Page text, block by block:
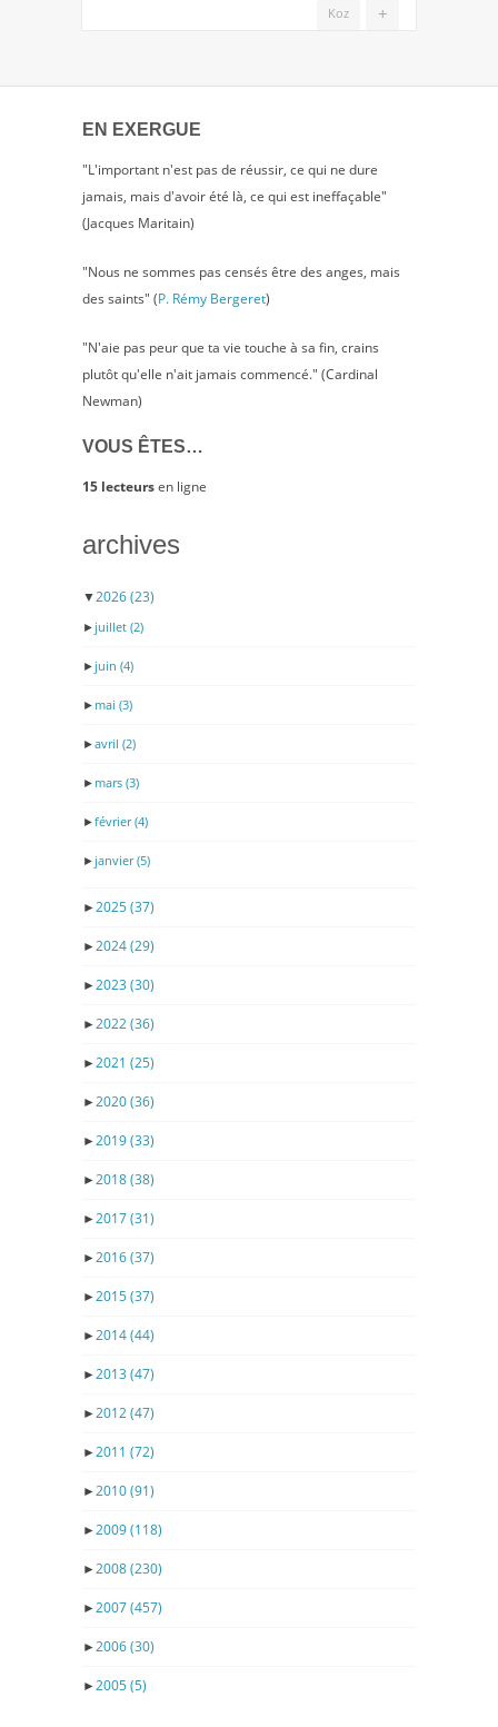
+
Koz
EN EXERGUE
"L'important n'est pas de réussir, ce qui ne dure
jamais, mais d'avoir été là, ce qui est ineffaçable"
(Jacques Maritain)
"Nous ne sommes pas censés être des anges, mais
des saints" (P. Rémy Bergeret)
"N'aie pas peur que ta vie touche à sa fin, crains
plutôt qu'elle n'ait jamais commencé." (Cardinal
Newman)
VOUS ÊTES…
15 lecteursen ligne
archives
▼2026(23)
► juillet (2)
► juin (4)
► mai (3)
►avril (2)
► mars (3)
►février(4)
► janvier(5)
►2025(37)
►2024(29)
►2023 (30)
►2022(36)
►2021 (25)
►2020(36)
►2019(33)
►2018(38)
►2017(31)
►2016(37)
►2015(37)
►2014(44)
►2013 (47)
►2012(47)
►2011 (72)
►2010(91)
►2009(118)
►2008(230)
►2007(457)
►2006(30)
►2005(5)